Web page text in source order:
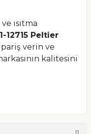
ısıtma
12715 Peltier
verin ve
kalitesini